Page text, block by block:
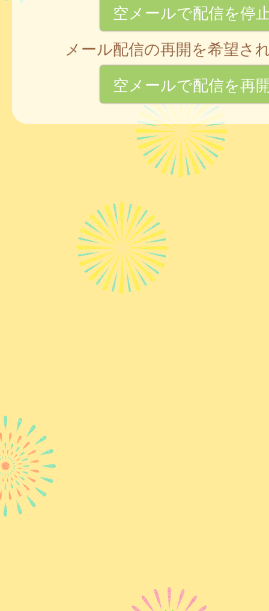
空メールで配信を停
メール配信の再開を希望さ
空メールで配信を再